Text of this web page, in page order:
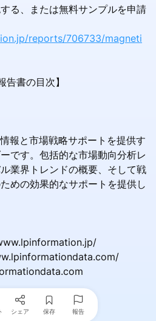
る、または無料サンプルを申請
reports/706733/magneti
告書の目次】
報と市場戦略サポートを提供す
です。包括的な市場動向分析レ
業界トレンドの概要、そして戦
めの効果的なサポートを提供し
シェア 保存 報告